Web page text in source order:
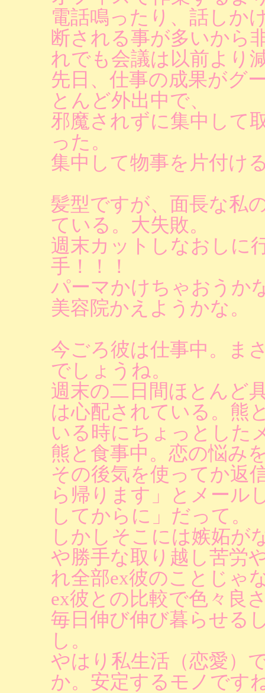
電話鳴ったり、話しか
断される事が多いから
れでも会議は以前より
先日、仕事の成果がグ
とんど外出中で、
邪魔されずに集中して
った。
集中して物事を片付け
髪型ですが、面長な私
ている。大失敗。
週末カットしなおしに
手！！！
パーマかけちゃおうか
美容院かえようかな。
今ごろ彼は仕事中。ま
でしょうね。
週末の二日間ほとんど
は心配されている。熊
いる時にちょっとした
熊と食事中。恋の悩み
その後気を使ってか返
ら帰ります」とメール
してからに」だって。
しかしそこには嫉妬が
や勝手な取り越し苦労
れ全部ex彼のことじゃ
ex彼との比較で色々良
毎日伸び伸び暮らせる
し。
やはり私生活（恋愛）
か。安定するモノです